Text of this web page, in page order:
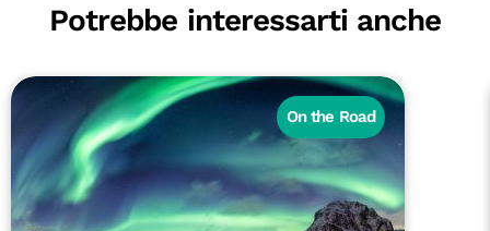
Potrebbe interessarti anche